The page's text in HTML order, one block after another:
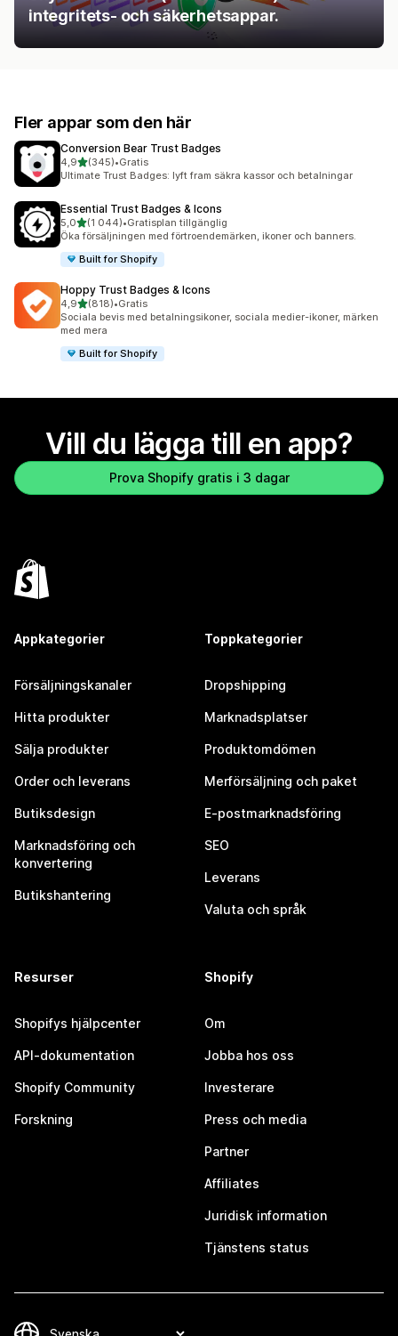
integritets- och säkerhetsappar.
Fler appar som den här
Conversion Bear Trust Badges
4,9av 5 stjärnor
(345)
345 recensioner totalt
•Gratis
Ultimate Trust Badges: lyft fram säkra kassor och betalningar
Essential Trust Badges & Icons
5,0av 5 stjärnor
(1 044)
1044 recensioner totalt
•Gratisplan tillgänglig
Öka försäljningen med förtroendemärken, ikoner och banners.
Built for Shopify
Hoppy Trust Badges & Icons
4,9av 5 stjärnor
(818)
818 recensioner totalt
•Gratis
Sociala bevis med betalningsikoner, sociala medier-ikoner, märken
med mera
Built for Shopify
Vill du lägga till en app?
Prova Shopify gratis i 3 dagar
Appkategorier
Försäljningskanaler
Hitta produkter
Sälja produkter
Order och leverans
Butiksdesign
Marknadsföring och
konvertering
Butikshantering
Toppkategorier
Dropshipping
Marknadsplatser
Produktomdömen
Merförsäljning och paket
E-postmarknadsföring
SEO
Leverans
Valuta och språk
Resurser
Shopifys hjälpcenter
API-dokumentation
Shopify Community
Forskning
Shopify
Om
Jobba hos oss
Investerare
Press och media
Partner
Affiliates
Juridisk information
Tjänstens status